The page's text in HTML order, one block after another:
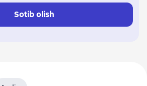
Sotib olish